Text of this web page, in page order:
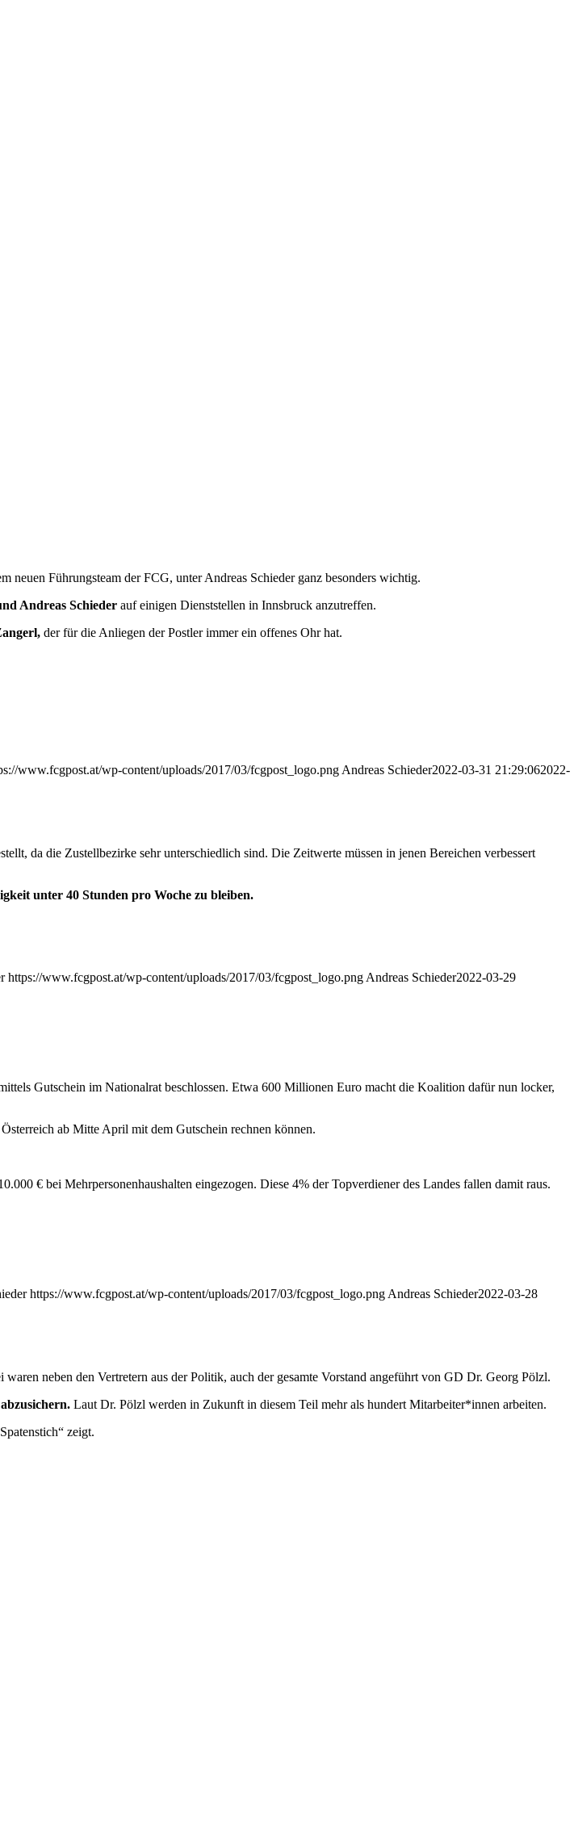
Führungsteam der FCG, unter Andreas Schieder ganz besonders wichtig.
Andreas Schieder auf einigen Dienststellen in Innsbruck anzutreffen.
der für die Anliegen der Postler immer ein offenes Ohr hat.
www.fcgpost.at/wp-content/uploads/2017/03/fcgpost_logo.png Andreas Schieder2022-03-31 21:29:062022-
da die Zustellbezirke sehr unterschiedlich sind. Die Zeitwerte müssen in jenen Bereichen verbessert
unter 40 Stunden pro Woche zu bleiben.
https://www.fcgpost.at/wp-content/uploads/2017/03/fcgpost_logo.png Andreas Schieder2022-03-29
Gutschein im Nationalrat beschlossen. Etwa 600 Millionen Euro macht die Koalition dafür nun locker,
ab Mitte April mit dem Gutschein rechnen können.
€ bei Mehrpersonenhaushalten eingezogen. Diese 4% der Topverdiener des Landes fallen damit raus.
https://www.fcgpost.at/wp-content/uploads/2017/03/fcgpost_logo.pngAndreas Schieder2022-03-28
neben den Vertretern aus der Politik, auch der gesamte Vorstand angeführt von GD Dr. Georg Pölzl.
Laut Dr. Pölzl werden in Zukunft in diesem Teil mehr als hundert Mitarbeiter*innen arbeiten.
zeigt.